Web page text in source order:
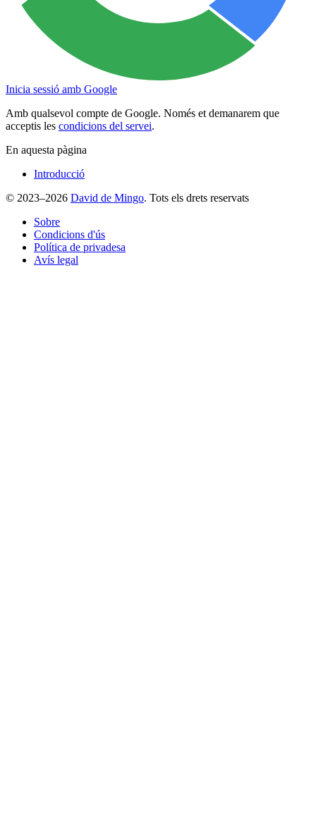
Inicia sessió amb Google
Amb qualsevol compte de Google. Només et demanarem que
acceptis les condicions del servei.
En aquesta pàgina
Introducció
© 2023–2026 David de Mingo. Tots els drets reservats
Sobre
Condicions d'ús
Política de privadesa
Avís legal